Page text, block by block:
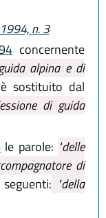
n. 3
concernente
alpina e di
sostituito dal
di guida
le parole: "delle
di
"della